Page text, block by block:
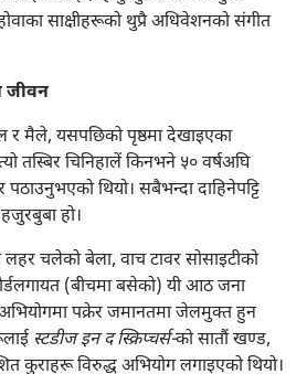
साक्षीहरूको थुप्रै अधिवेशनको संगीत
जीवन
र मैले, यसपछिको पृष्ठमा देखाइएका
तस्बिर चिनिहालें किनभने ५० वर्षअघि
थियो। सबैभन्दा दाहिनेपट्टि
हो।
चलेको बेला, वाच टावर सोसाइटीको
(बीचमा बसेको) यी आठ जना
पक्रेर जमानतमा जेलमुक्‍त हुन
स्टडीज इन द स्क्रिप्चर्स-को सातौं खण्ड,
कुराहरू विरुद्ध अभियोग लगाइएको थियो।